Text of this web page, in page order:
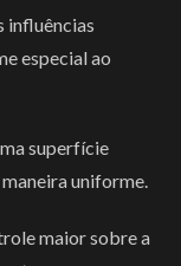
influências
especial ao
superfície
uniforme.
maior sobre a